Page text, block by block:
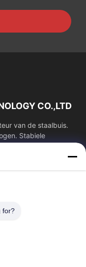
CO.,LTD
van de staalbuis.
Stabiele
Ons
for?